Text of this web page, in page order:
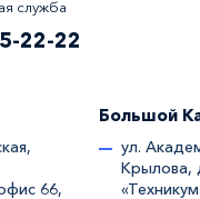
служба
22-22
66,
Большой
ул.
Крылова,